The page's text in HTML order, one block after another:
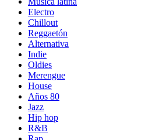
Electro
Chillout
Reggaetón
Alternativa
Indie
Oldies
Merengue
House
Años 80
Jazz
Hip hop
R&B